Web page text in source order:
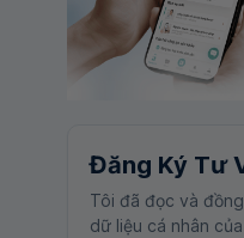
Đăng Ký Tư
Tôi đã đọc và
dữ liệu cá nhân